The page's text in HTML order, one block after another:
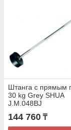
Штанга с прямым
30 kg Grey SHUA
J.M.048BJ
144 760 ₸